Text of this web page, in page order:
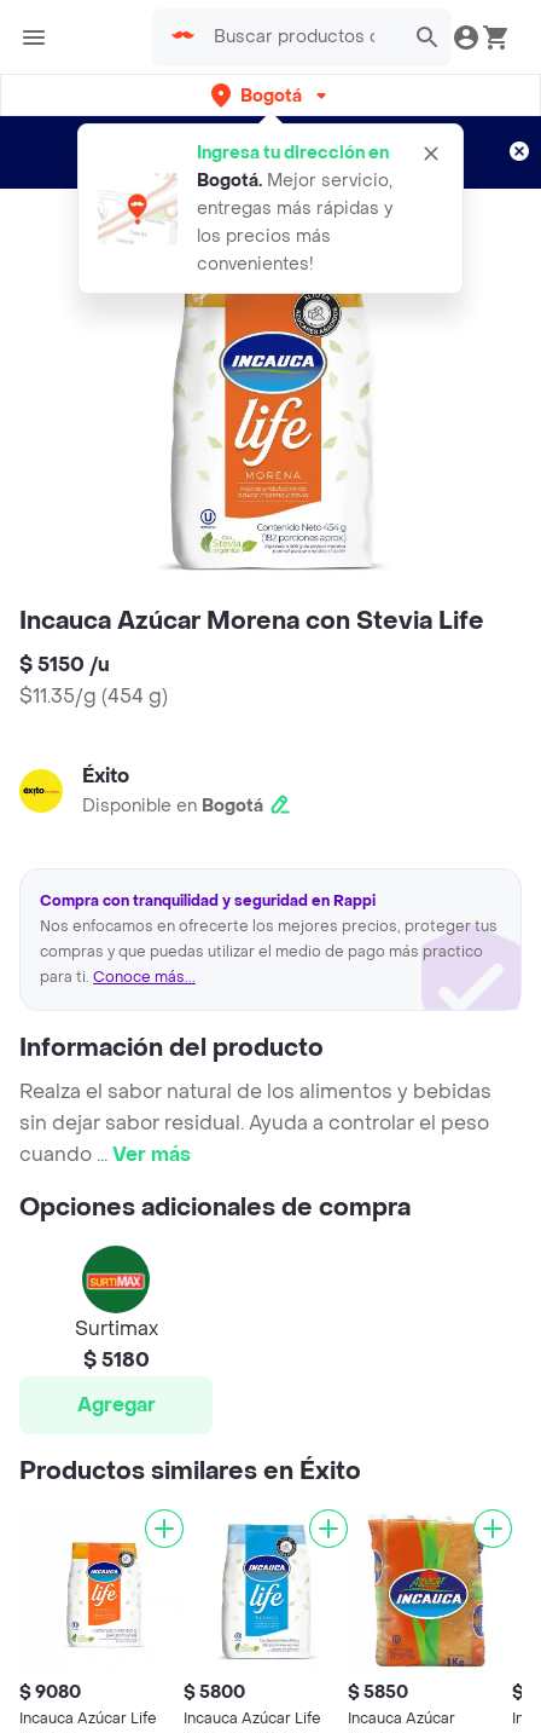
Bogotá
Ingresa tu dirección en
Bogotá. Mejor servicio,
entregas más rápidas y
los precios más
convenientes!
envíos gratis por semanas
Aplican TyC
Incauca Azúcar Morena con Stevia Life
$ 5150 /u
$11.35/g (454 g)
Éxito
Disponible en Bogotá
Compra con tranquilidad y seguridad en Rappi
Nos enfocamos en ofrecerte los mejores precios, proteger tus
compras y que puedas utilizar el medio de pago más practico
para ti. Conoce más...
Información del producto
Realza el sabor natural de los alimentos y bebidas
sin dejar sabor residual. Ayuda a controlar el peso
cuando ...Ver más
Opciones adicionales de compra
Surtimax
$ 5180
Agregar
Productos similares en Éxito
$ 9080
Incauca Azúcar Life
$ 5800
Incauca Azúcar Life
$ 5850
Incauca Azúcar
$